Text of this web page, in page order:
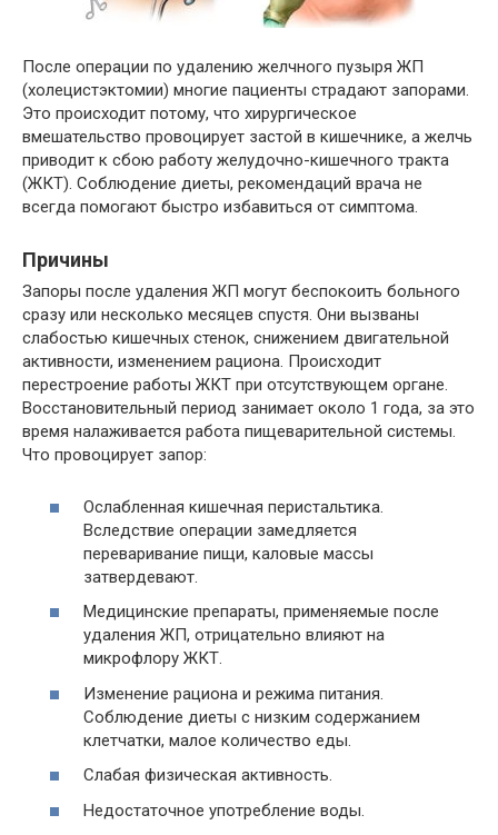
После операции по удалению желчного пузыря ЖП
(холецистэктомии) многие пациенты страдают запорами.
Это происходит потому, что хирургическое
вмешательство провоцирует застой в кишечнике, а желчь
приводит к сбою работу желудочно-кишечного тракта
(ЖКТ). Соблюдение диеты, рекомендаций врача не
всегда помогают быстро избавиться от симптома.
Причины
Запоры после удаления ЖП могут беспокоить больного
сразу или несколько месяцев спустя. Они вызваны
слабостью кишечных стенок, снижением двигательной
активности, изменением рациона. Происходит
перестроение работы ЖКТ при отсутствующем органе.
Восстановительный период занимает около 1 года, за это
время налаживается работа пищеварительной системы.
Что провоцирует запор:
Ослабленная кишечная перистальтика.
Вследствие операции замедляется
переваривание пищи, каловые массы
затвердевают.
Медицинские препараты, применяемые после
удаления ЖП, отрицательно влияют на
микрофлору ЖКТ.
Изменение рациона и режима питания.
Соблюдение диеты с низким содержанием
клетчатки, малое количество еды.
Слабая физическая активность.
Недостаточное употребление воды.